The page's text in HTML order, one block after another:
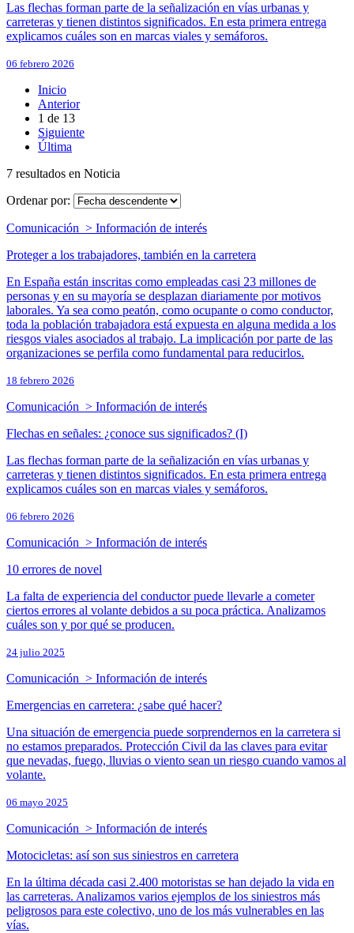
Las flechas forman parte de la señalización en vías urbanas y
carreteras y tienen distintos significados. En esta primera entrega
explicamos cuáles son en marcas viales y semáforos.
06 febrero 2026
Inicio
Anterior
1 de 13
Siguiente
Última
7 resultados en Noticia
Ordenar por:
Comunicación > Información de interés
Proteger a los trabajadores, también en la carretera
En España están inscritas como empleadas casi 23 millones de
personas y en su mayoría se desplazan diariamente por motivos
laborales. Ya sea como peatón, como ocupante o como conductor,
toda la población trabajadora está expuesta en alguna medida a los
riesgos viales asociados al trabajo. La implicación por parte de las
organizaciones se perfila como fundamental para reducirlos.
18 febrero 2026
Comunicación > Información de interés
Flechas en señales: ¿conoce sus significados? (I)
Las flechas forman parte de la señalización en vías urbanas y
carreteras y tienen distintos significados. En esta primera entrega
explicamos cuáles son en marcas viales y semáforos.
06 febrero 2026
Comunicación > Información de interés
10 errores de novel
La falta de experiencia del conductor puede llevarle a cometer
ciertos errores al volante debidos a su poca práctica. Analizamos
cuáles son y por qué se producen.
24 julio 2025
Comunicación > Información de interés
Emergencias en carretera: ¿sabe qué hacer?
Una situación de emergencia puede sorprendernos en la carretera si
no estamos preparados. Protección Civil da las claves para evitar
que nevadas, fuego, lluvias o viento sean un riesgo cuando vamos al
volante.
06 mayo 2025
Comunicación > Información de interés
Motocicletas: así son sus siniestros en carretera
En la última década casi 2.400 motoristas se han dejado la vida en
las carreteras. Analizamos varios ejemplos de los siniestros más
peligrosos para este colectivo, uno de los más vulnerables en las
vías.